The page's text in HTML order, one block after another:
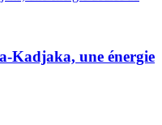
Kadjaka, une énergie